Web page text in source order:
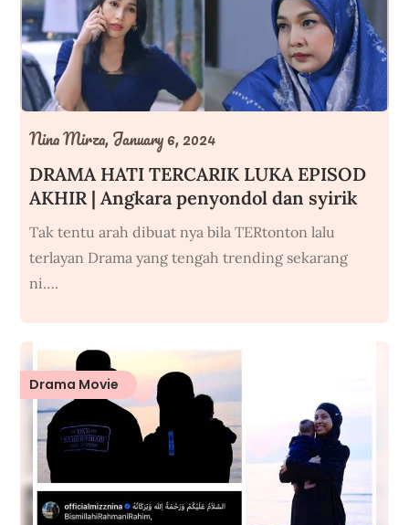
DRAMA HATI TERCARIK LUKA EPISOD
AKHIR | Angkara penyondol dan syirik
Nina Mirza, January 6, 2024
Tak tentu arah dibuat nya bila TERtonton lalu
terlayan Drama yang tengah trending sekarang
ni….
Drama Movie